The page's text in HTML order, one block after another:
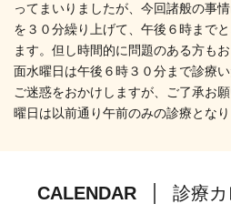
ってまいりましたが、今回諸般の事情
を３０分繰り上げて、午後６時まで
ます。但し時間的に問題のある方も
面水曜日は午後６時３０分まで診療
ご迷惑をおかけしますが、ご了承お
曜日は以前通り午前のみの診療となり
CALENDAR 診療